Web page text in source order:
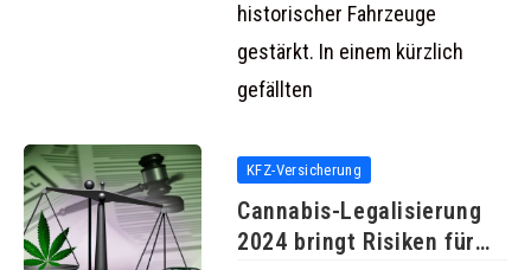
historischer Fahrzeuge
gestärkt. In einem kürzlich
gefällten
KFZ-Versicherung
Cannabis-Legalisierung
2024 bringt Risiken für